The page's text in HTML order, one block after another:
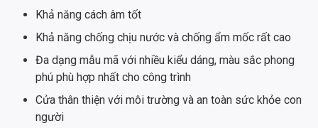
Khả năng cách âm tốt
Khả năng chống chịu nước và chống ẩm mốc rất cao
Đa dạng mẫu mã với nhiều kiểu dáng, màu sắc phong
phú phù hợp nhất cho công trình
Cửa thân thiện với môi trường và an toàn sức khỏe con
người